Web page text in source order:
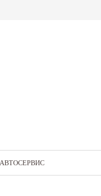
АВТОСЕРВИС